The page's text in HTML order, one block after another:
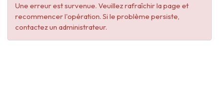
Une erreur est survenue. Veuillez rafraîchir la page et
recommencer l'opération. Si le problème persiste,
contactez un administrateur.